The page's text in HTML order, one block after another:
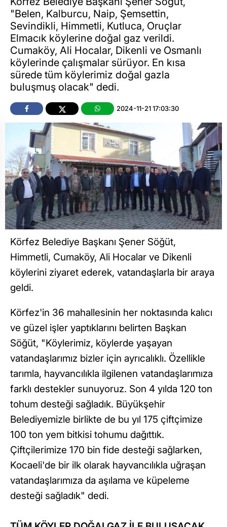
"Belen, Kalburcu, Naip, Şemsettin,
Sevindikli, Himmetli, Kutluca, Oruçlar
Elmacık köylerine doğal gaz verildi.
Cumaköy, Ali Hocalar, Dikenli ve Osmanlı
köylerinde çalışmalar sürüyor. En kısa
sürede tüm köylerimiz doğal gazla
buluşmuş olacak" dedi.
2024-11-21 17:03:30
Körfez Belediye Başkanı Şener Söğüt,
Himmetli, Cumaköy, Ali Hocalar ve Dikenli
köylerini ziyaret ederek, vatandaşlarla bir araya
geldi.
Körfez'in 36 mahallesinin her noktasında kalıcı
ve güzel işler yaptıklarını belirten Başkan
Söğüt, "Köylerimiz, köylerde yaşayan
vatandaşlarımız bizler için ayrıcalıklı. Özellikle
tarımla, hayvancılıkla ilgilenen vatandaşlarımıza
farklı destekler sunuyoruz. Son 4 yılda 120 ton
tohum desteği sağladık. Büyükşehir
Belediyemizle birlikte de bu yıl 175 çiftçimize
100 ton yem bitkisi tohumu dağıttık.
Çiftçilerimize 170 bin fide desteği sağlarken,
Kocaeli'de bir ilk olarak hayvancılıkla uğraşan
vatandaşlarımıza da aşılama ve küpeleme
desteği sağladık" dedi.